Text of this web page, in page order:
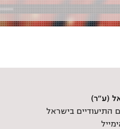
(ע"ר)
התיעודיים בישראל